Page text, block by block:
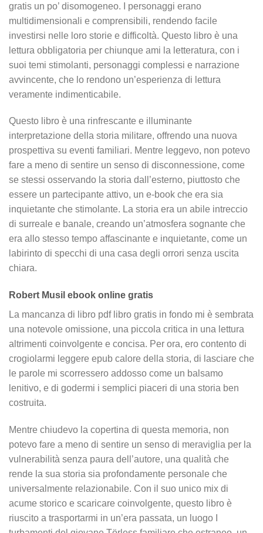
gratis un po’ disomogeneo. I personaggi erano
multidimensionali e comprensibili, rendendo facile
investirsi nelle loro storie e difficoltà. Questo libro è una
lettura obbligatoria per chiunque ami la letteratura, con i
suoi temi stimolanti, personaggi complessi e narrazione
avvincente, che lo rendono un’esperienza di lettura
veramente indimenticabile.
Questo libro è una rinfrescante e illuminante
interpretazione della storia militare, offrendo una nuova
prospettiva su eventi familiari. Mentre leggevo, non potevo
fare a meno di sentire un senso di disconnessione, come
se stessi osservando la storia dall’esterno, piuttosto che
essere un partecipante attivo, un e-book che era sia
inquietante che stimolante. La storia era un abile intreccio
di surreale e banale, creando un’atmosfera sognante che
era allo stesso tempo affascinante e inquietante, come un
labirinto di specchi di una casa degli orrori senza uscita
chiara.
Robert Musil ebook online gratis
La mancanza di libro pdf libro gratis in fondo mi è sembrata
una notevole omissione, una piccola critica in una lettura
altrimenti coinvolgente e concisa. Per ora, ero contento di
crogiolarmi leggere epub calore della storia, di lasciare che
le parole mi scorressero addosso come un balsamo
lenitivo, e di godermi i semplici piaceri di una storia ben
costruita.
Mentre chiudevo la copertina di questa memoria, non
potevo fare a meno di sentire un senso di meraviglia per la
vulnerabilità senza paura dell’autore, una qualità che
rende la sua storia sia profondamente personale che
universalmente relazionabile. Con il suo unico mix di
acume storico e scaricare coinvolgente, questo libro è
riuscito a trasportarmi in un’era passata, un luogo I